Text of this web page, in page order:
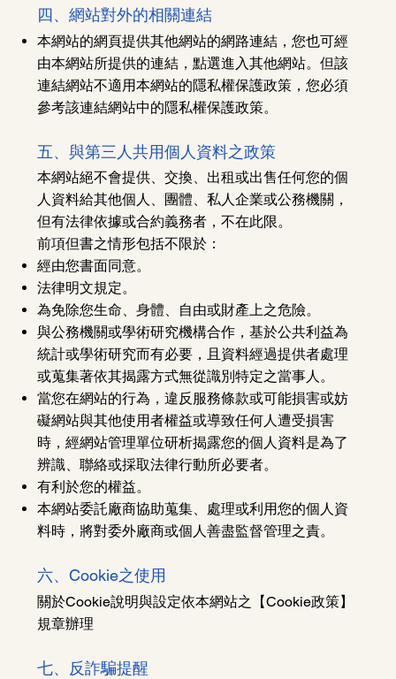
四、網站對外的相關連結
本網站的網頁提供其他網站的網路連結，您也可經
由本網站所提供的連結，點選進入其他網站。但該
連結網站不適用本網站的隱私權保護政策，您必須
參考該連結網站中的隱私權保護政策。
五、與第三人共用個人資料之政策
本網站絕不會提供、交換、出租或出售任何您的個
人資料給其他個人、團體、私人企業或公務機關，
但有法律依據或合約義務者，不在此限。
前項但書之情形包括不限於：
經由您書面同意。
法律明文規定。
為免除您生命、身體、自由或財產上之危險。
與公務機關或學術研究機構合作，基於公共利益為
統計或學術研究而有必要，且資料經過提供者處理
或蒐集著依其揭露方式無從識別特定之當事人。
當您在網站的行為，違反服務條款或可能損害或妨
礙網站與其他使用者權益或導致任何人遭受損害
時，經網站管理單位研析揭露您的個人資料是為了
辨識、聯絡或採取法律行動所必要者。
有利於您的權益。
本網站委託廠商協助蒐集、處理或利用您的個人資
料時，將對委外廠商或個人善盡監督管理之責。
六、Cookie之使用
關於Cookie說明與設定依本網站之【Cookie政策】
規章辦理
七、反詐騙提醒